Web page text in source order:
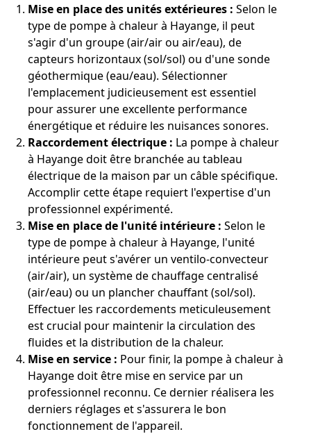
Mise en place des unités extérieures : Selon le
type de pompe à chaleur à Hayange, il peut
s'agir d'un groupe (air/air ou air/eau), de
capteurs horizontaux (sol/sol) ou d'une sonde
géothermique (eau/eau). Sélectionner
l'emplacement judicieusement est essentiel
pour assurer une excellente performance
énergétique et réduire les nuisances sonores.
Raccordement électrique : La pompe à chaleur
à Hayange doit être branchée au tableau
électrique de la maison par un câble spécifique.
Accomplir cette étape requiert l'expertise d'un
professionnel expérimenté.
Mise en place de l'unité intérieure : Selon le
type de pompe à chaleur à Hayange, l'unité
intérieure peut s'avérer un ventilo-convecteur
(air/air), un système de chauffage centralisé
(air/eau) ou un plancher chauffant (sol/sol).
Effectuer les raccordements meticuleusement
est crucial pour maintenir la circulation des
fluides et la distribution de la chaleur.
Mise en service : Pour finir, la pompe à chaleur à
Hayange doit être mise en service par un
professionnel reconnu. Ce dernier réalisera les
derniers réglages et s'assurera le bon
fonctionnement de l'appareil.